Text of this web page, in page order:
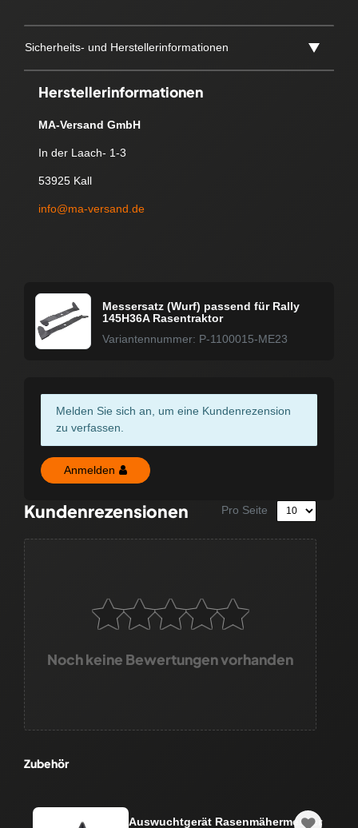
Sicherheits- und Herstellerinformationen
Herstellerinformationen
MA-Versand GmbH
In der Laach- 1-3
53925 Kall
info@ma-versand.de
Messersatz (Wurf) passend für Rally
145H36A Rasentraktor
Variantennummer: P-1100015-ME23
Melden Sie sich an, um eine Kundenrezension
zu verfassen.
Anmelden
Kundenrezensionen Pro Seite
Noch keine Bewertungen vorhanden
Zubehör
Auswuchtgerät Rasenmähermesser